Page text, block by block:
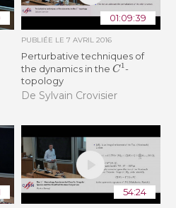
01:09:39
PUBLIÉE LE 7 AVRIL 2016
Perturbative techniques of
the dynamics in the C1-
topology
De Sylvain Crovisier
54:24